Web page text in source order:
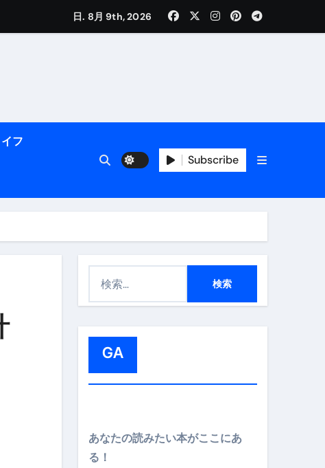
く解説
活用術】
付き | ダイエット中の食事
日. 8月 9th, 2026
フ
Subscribe
GA
あなたの読みたい本がここにあ
る！